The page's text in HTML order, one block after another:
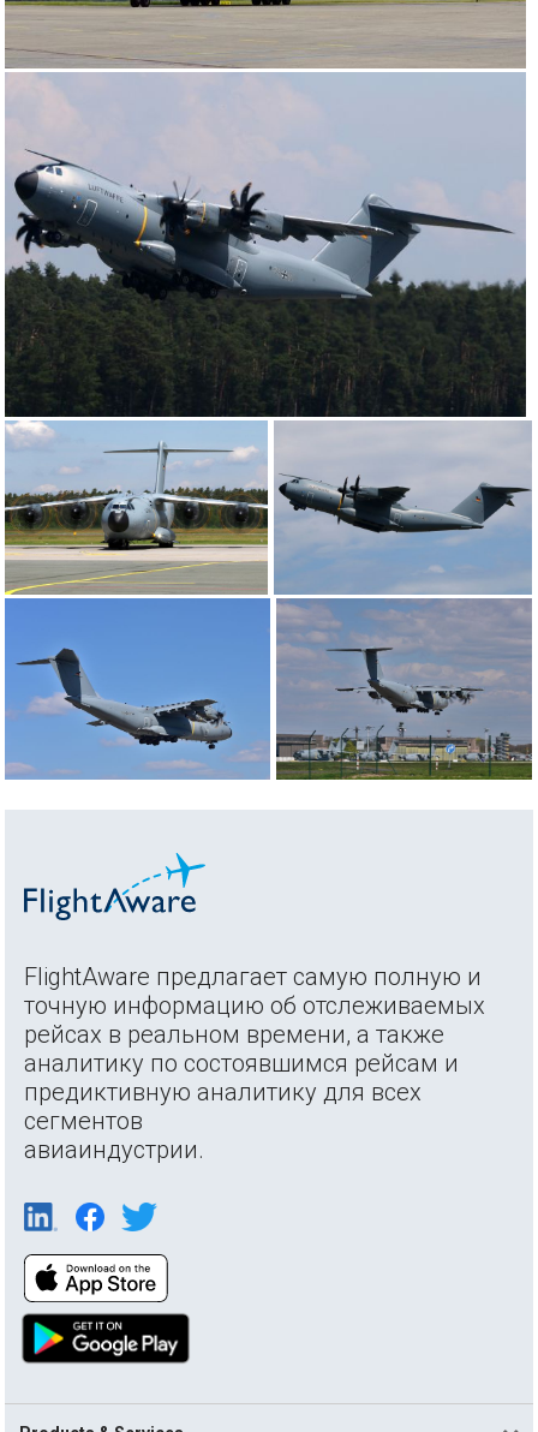
FlightAware предлагает самую полную и
точную информацию об отслеживаемых
рейсах в реальном времени, а также
аналитику по состоявшимся рейсам и
предиктивную аналитику для всех
сегментов
авиаиндустрии.